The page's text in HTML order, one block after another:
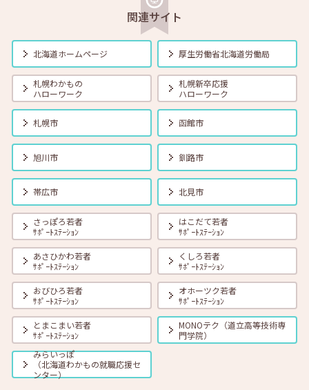
在職者
【釧路・対面】2月6日（木）就勝塾 仕事で使えるWord講座
13:30~15:00
2025年02月01日(土) 学生 求職者
【札幌・対面】2月7日（金）面接力UP！本番で役立つ面接練習
11:00～11:45
学生
【北見・対面】2月13日（木）就勝塾 仕事ダンドリ術！ 13:30～
14:30
2025年02月01日(土) 学生 求職者
【釧路・対面】2月13日（木）就勝塾 仕事で使えるExcel講座
13:30~15:00
2025年02月01日(土) 在職者 学生 求職者
【帯広・対面】2月13日（木）就勝塾 自己分析～自分を知って就職活
動～ 14:00～14:40
2025年02月01日(土) セミナー
関連サイト
北海道ホームページ 厚生労働省北海道労働局
札幌わかもの
ハローワーク
札幌新卒応援
ハローワーク
札幌市 函館市
旭川市 釧路市
帯広市 北見市
さっぽろ若者
ｻﾎﾟｰﾄｽﾃｰｼｮﾝ
はこだて若者
ｻﾎﾟｰﾄｽﾃｰｼｮﾝ
あさひかわ若者
ｻﾎﾟｰﾄｽﾃｰｼｮﾝ
くしろ若者
ｻﾎﾟｰﾄｽﾃｰｼｮﾝ
おびひろ若者
ｻﾎﾟｰﾄｽﾃｰｼｮﾝ
オホーツク若者
ｻﾎﾟｰﾄｽﾃｰｼｮﾝ
とまこまい若者
ｻﾎﾟｰﾄｽﾃｰｼｮﾝ
MONOテク（道立高等技術専
門学院）
みらいっぽ
（北海道わかもの就職応援セ
ンター）